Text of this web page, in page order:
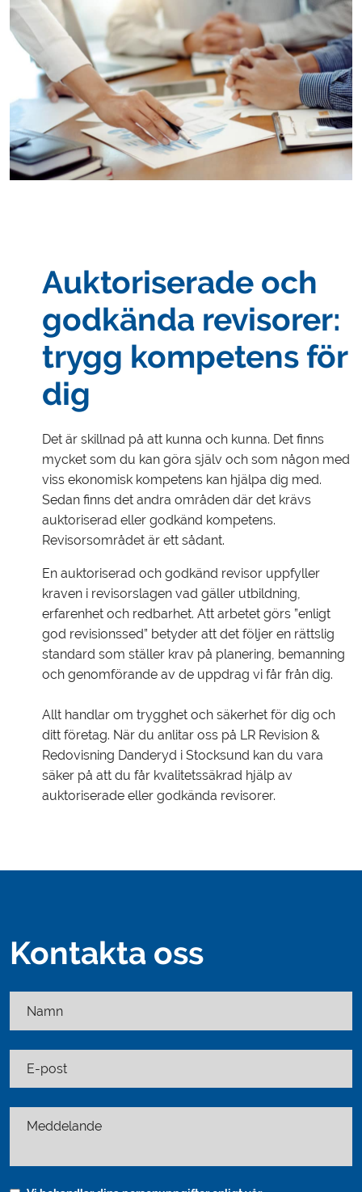
Auktoriserade och
godkända revisorer:
trygg kompetens för
dig
Det är skillnad på att kunna och kunna. Det finns
mycket som du kan göra själv och som någon med
viss ekonomisk kompetens kan hjälpa dig med.
Sedan finns det andra områden där det krävs
auktoriserad eller godkänd kompetens.
Revisorsområdet är ett sådant.
En auktoriserad och godkänd revisor uppfyller
kraven i revisorslagen vad gäller utbildning,
erfarenhet och redbarhet. Att arbetet görs ”enligt
god revisionssed” betyder att det följer en rättslig
standard som ställer krav på planering, bemanning
och genomförande av de uppdrag vi får från dig.
Allt handlar om trygghet och säkerhet för dig och
ditt företag. När du anlitar oss på LR Revision &
Redovisning Danderyd i Stocksund kan du vara
säker på att du får kvalitetssäkrad hjälp av
auktoriserade eller godkända revisorer.
Kontakta oss
Namn
E-post